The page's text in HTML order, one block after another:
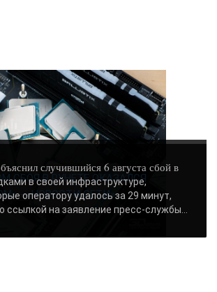
СБОЯ В РУНЕТЕ ОКАЗАЛСЯ
- «НОВОСТИ СЕТИ»..
случившийся 6 августа сбой в
в своей инфраструктуре,
оператору удалось за 29 минут,
на заявление пресс-службы...